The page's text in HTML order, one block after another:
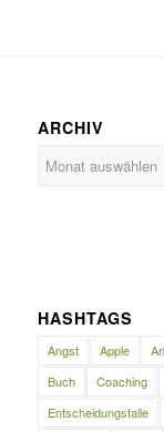
ARCHIV
HASHTAGS
Angst Apple
Buch
Coaching
Entscheidungsfalle